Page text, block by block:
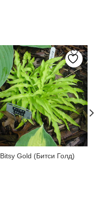
Bitsy Gold (Битси Голд)